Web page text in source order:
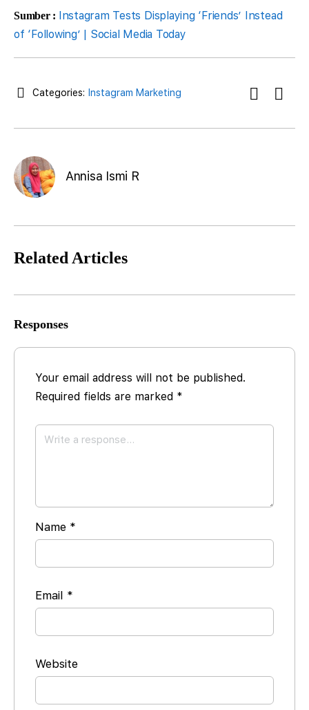
Sumber : Instagram Tests Displaying ‘Friends’ Instead
of ‘Following’ | Social Media Today
Categories: Instagram Marketing
Annisa Ismi R
Related Articles
Responses
Your email address will not be published.
Required fields are marked *
Name *
Email *
Website